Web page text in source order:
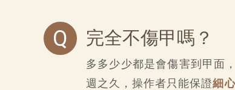
Q 完全不傷甲嗎？
多多少少都是會傷害到甲面
週之久，操作者只能保證細